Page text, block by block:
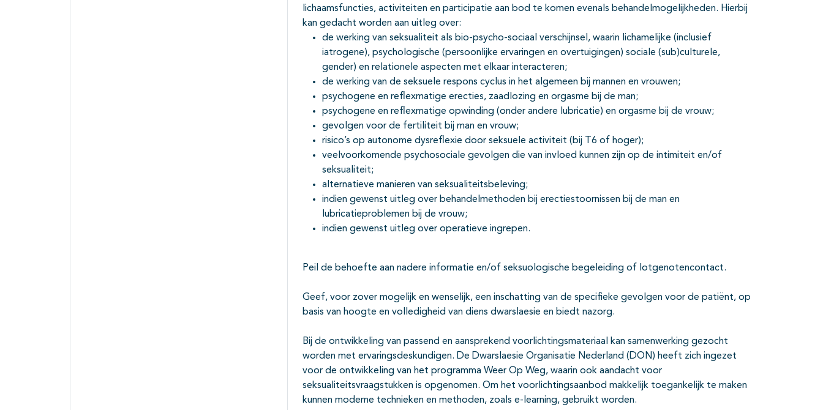
lichaamsfuncties, activiteiten en participatie aan bod te komen evenals behandelmogelijkheden. Hierbij
kan gedacht worden aan uitleg over:
de werking van seksualiteit als bio-psycho-sociaal verschijnsel, waarin lichamelijke (inclusief
iatrogene), psychologische (persoonlijke ervaringen en overtuigingen) sociale (sub)culturele,
gender) en relationele aspecten met elkaar interacteren;
de werking van de seksuele respons cyclus in het algemeen bij mannen en vrouwen;
psychogene en reflexmatige erecties, zaadlozing en orgasme bij de man;
psychogene en reflexmatige opwinding (onder andere lubricatie) en orgasme bij de vrouw;
gevolgen voor de fertiliteit bij man en vrouw;
risico’s op autonome dysreflexie door seksuele activiteit (bij T6 of hoger);
veelvoorkomende psychosociale gevolgen die van invloed kunnen zijn op de intimiteit en/of
seksualiteit;
alternatieve manieren van seksualiteitsbeleving;
indien gewenst uitleg over behandelmethoden bij erectiestoornissen bij de man en
lubricatieproblemen bij de vrouw;
indien gewenst uitleg over operatieve ingrepen.
Peil de behoefte aan nadere informatie en/of seksuologische begeleiding of lotgenotencontact.
Geef, voor zover mogelijk en wenselijk, een inschatting van de specifieke gevolgen voor de patiënt, op
basis van hoogte en volledigheid van diens dwarslaesie en biedt nazorg.
Bij de ontwikkeling van passend en aansprekend voorlichtingsmateriaal kan samenwerking gezocht
worden met ervaringsdeskundigen. De Dwarslaesie Organisatie Nederland (DON) heeft zich ingezet
voor de ontwikkeling van het programma Weer Op Weg, waarin ook aandacht voor
seksualiteitsvraagstukken is opgenomen. Om het voorlichtingsaanbod makkelijk toegankelijk te maken
kunnen moderne technieken en methoden, zoals e-learning, gebruikt worden.